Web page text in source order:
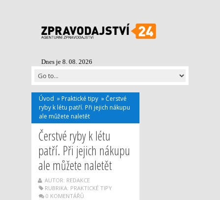
Dnes je 8. 08. 2026
Úvod » Praktické tipy »Čerstvé
ryby k létu patří. Při jejich nákupu
ale můžete naletět
Čerstvé ryby k létu
patří. Při jejich nákupu
ale můžete naletět
AUTOR: REDAKCE
RUBRIKA: PRAKTICKÉ TIPY
0 KOMENTÁŘŮ